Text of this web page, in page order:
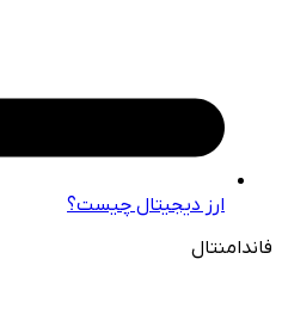
ارز دیجیتال چیست؟
فاندامنتال